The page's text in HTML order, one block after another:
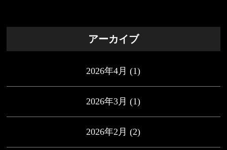
アーカイブ
2026年4月 (1)
2026年3月 (1)
2026年2月 (2)